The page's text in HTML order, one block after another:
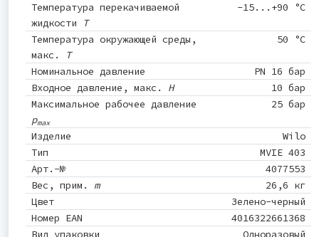
Температура перекачиваемой
жидкости
T
-15...+90 °C
Температура окружающей среды,
макс.
T
50 °C
Номинальное давление
PN 16 бар
Входное давление, макс. H
10 бар
Максимальное рабочее давление
pmax
25 бар
Изделие
Wilo
Тип
MVIE 403
Арт.-№
4077553
Вес, прим. m
26,6 кг
Цвет
Зелено-черный
Номер EAN
4016322661368